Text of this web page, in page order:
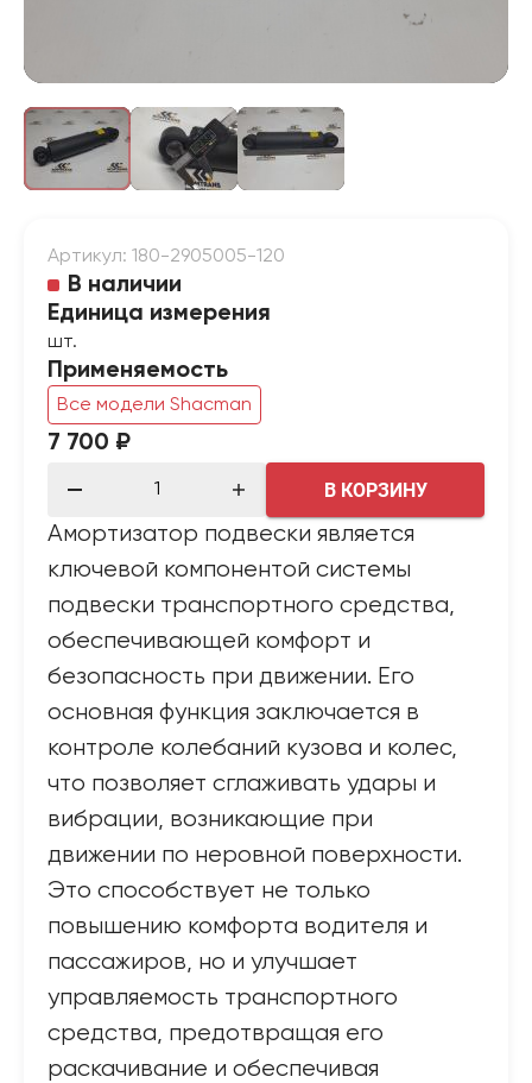
Артикул: 180-2905005-120
В наличии
Единица измерения
шт.
Применяемость
Все модели Shacman
7 700 ₽
В КОРЗИНУ
Амортизатор подвески является
ключевой компонентой системы
подвески транспортного средства,
обеспечивающей комфорт и
безопасность при движении. Его
основная функция заключается в
контроле колебаний кузова и колес,
что позволяет сглаживать удары и
вибрации, возникающие при
движении по неровной поверхности.
Это способствует не только
повышению комфорта водителя и
пассажиров, но и улучшает
управляемость транспортного
средства, предотвращая его
раскачивание и обеспечивая